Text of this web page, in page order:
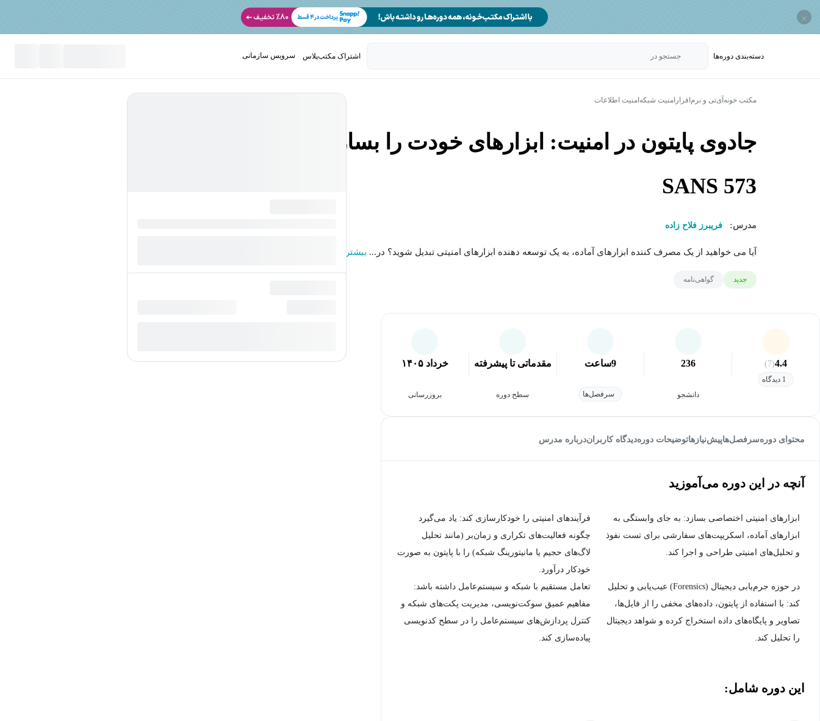
×
دسته‌بندی‌ دوره‌ها جستجو در اشتراک مکتب‌پلاس سرویس سازمانی
مکتب خونه آی‌تی و نرم‌افزار امنیت شبکه امنیت اطلاعات
جادوی پایتون در امنیت: ابزارهای خودت را بساز
SANS 573
مدرس: فریبرز فلاح زاده
آیا می خواهید از یک مصرف کننده ابزارهای آماده، به یک توسعه دهنده ابزارهای امنیتی تبدیل شوید؟ در... بیشتر
جدید گواهی‌نامه
4.4
(7)
1 دیدگاه
236
دانشجو
9ساعت
سرفصل‌ها
مقدماتی تا پیشرفته
سطح دوره بروزرسانی
خرداد ۱۴۰۵
محتوای دورهسرفصل‌هاپیش‌نیاز‌هاتوضیحات دورهدیدگاه کاربراندرباره مدرس
آنچه در این دوره می‌آموزید
ابزارهای امنیتی اختصاصی بسازد: به جای وابستگی به
ابزارهای آماده، اسکریپت‌های سفارشی برای تست نفوذ
و تحلیل‌های امنیتی طراحی و اجرا کند.
فرآیندهای امنیتی را خودکارسازی کند: یاد می‌گیرد
چگونه فعالیت‌های تکراری و زمان‌بر (مانند تحلیل
لاگ‌های حجیم یا مانیتورینگ شبکه) را با پایتون به صورت
خودکار درآورد.
در حوزه جرم‌یابی دیجیتال (Forensics) عیب‌یابی و تحلیل
کند: با استفاده از پایتون، داده‌های مخفی را از فایل‌ها،
تصاویر و پایگاه‌های داده استخراج کرده و شواهد دیجیتال
را تحلیل کند.
تعامل مستقیم با شبکه و سیستم‌عامل داشته باشد:
مفاهیم عمیق سوکت‌نویسی، مدیریت پکت‌های شبکه و
کنترل پردازش‌های سیستم‌عامل را در سطح کدنویسی
پیاده‌سازی کند.
این دوره شامل: